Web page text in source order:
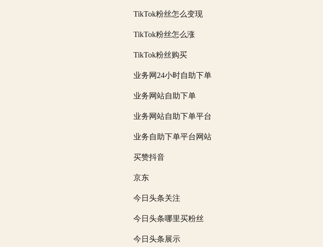
TikTok粉丝怎么变现
TikTok粉丝怎么涨
TikTok粉丝购买
业务网24小时自助下单
业务网站自助下单
业务网站自助下单平台
业务自助下单平台网站
买赞抖音
京东
今日头条关注
今日头条哪里买粉丝
今日头条展示